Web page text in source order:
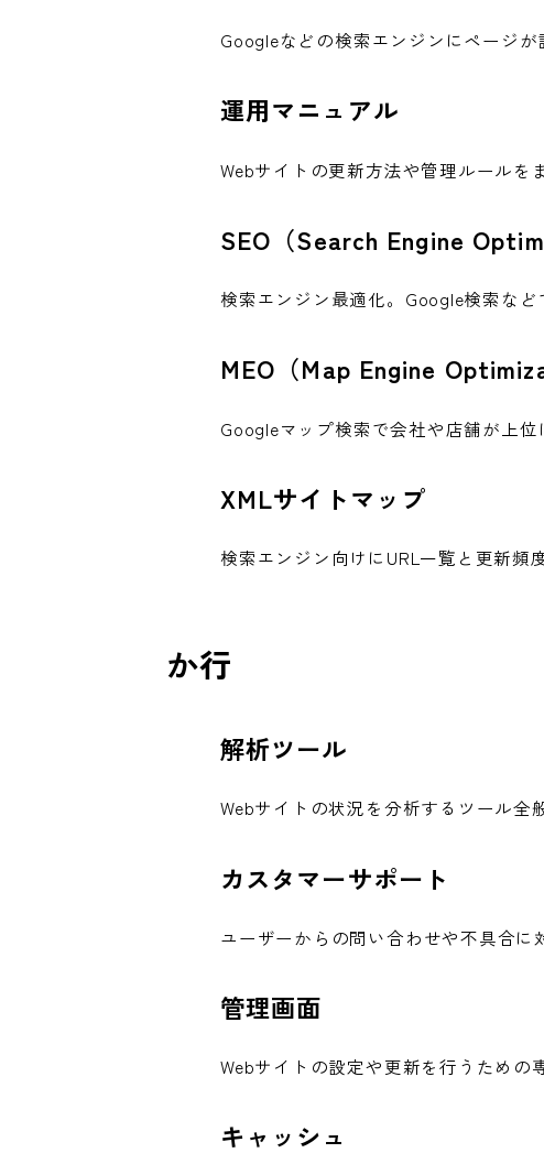
Googleなどの検索エンジンにページ
運用マニュアル
Webサイトの更新方法や管理ルール
SEO（Search Engine
検索エンジン最適化。Google検索な
MEO（Map Engine
Googleマップ検索で会社や店舗が上位
XMLサイトマップ
検索エンジン向けにURL一覧と更新
か行
解析ツール
Webサイトの状況を分析するツール全
カスタマーサポート
ユーザーからの問い合わせや不具合
管理画面
Webサイトの設定や更新を行うための
キャッシュ